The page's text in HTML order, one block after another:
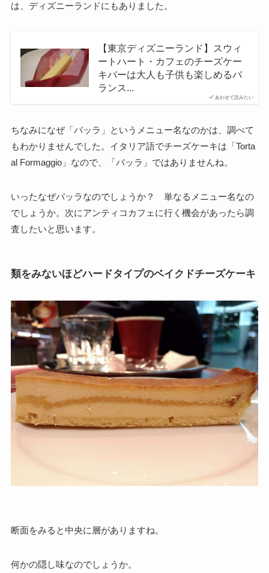
は、ディズニーランドにもありました。
あわせて読みたい
【東京ディズニーランド】スウィ
ートハート・カフェのチーズケー
キバーは大人も子供も楽しめるバ
ランス...
ちなみになぜ「バッラ」というメニュー名なのかは、調べて
もわかりませんでした。イタリア語でチーズケーキは「Torta
al Formaggio」なので、「バッラ」ではありませんね。
いったなぜバッラなのでしょうか？ 単なるメニュー名なの
でしょうか。次にアンティコカフェに行く機会があったら調
査したいと思います。
類をみないほどハードタイプのベイクドチーズケーキ
断面をみると中央に層がありますね。
何かの隠し味なのでしょうか。